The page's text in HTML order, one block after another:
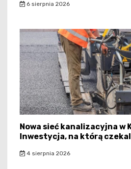
6 sierpnia 2026
Nowa sieć kanalizacyjna w
Inwestycja, na którą
4 sierpnia 2026